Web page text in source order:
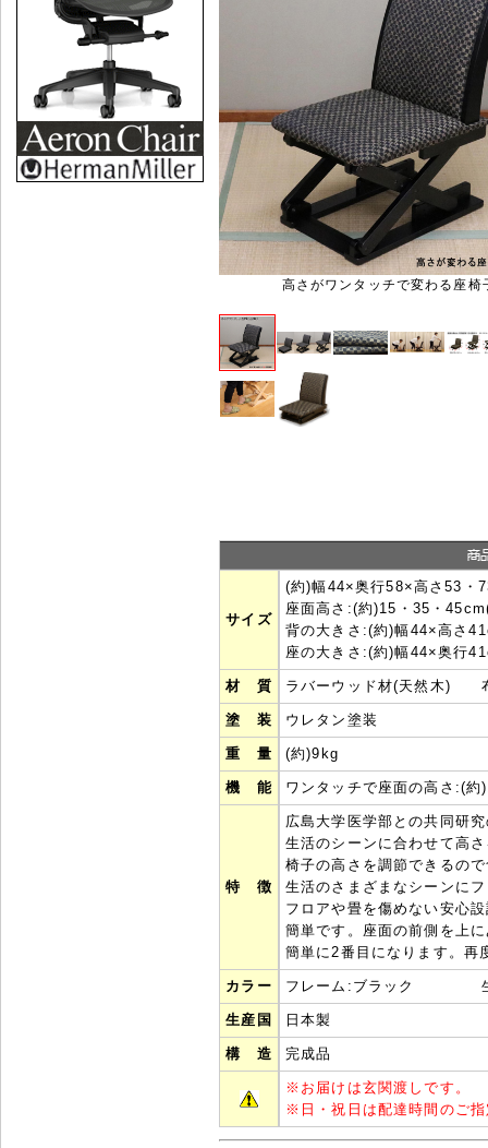
高さがワンタッチで変わる座
サイズ
(約)幅44×奥行58×高さ53・
座面高さ:(約)15・35・
背の大きさ:(約)幅44×高さ
座の大きさ:(約)幅44×奥行
材 質 ラバーウッド材(天然木)
塗 装 ウレタン塗装
重 量 (約)9kg
機 能 ワンタッチで座面の高さ:(
特 徴
広島大学医学部との共同研
生活のシーンに合わせて高
椅子の高さを調節できるの
生活のさまざまなシーンに
フロアや畳を傷めない安心
簡単です。座面の前側を上
簡単に2番目になります。再
カラー フレーム:ブラック 生
生産国 日本製
構 造 完成品
※ お届けは玄関渡しです。
※ 日・祝日は配達時間のご